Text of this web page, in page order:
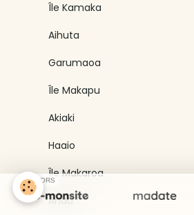
Île Kamaka
Aihuta
Garumaoa
Île Makapu
Akiaki
Haaio
Île Makaroa
Anau
SPONSORS